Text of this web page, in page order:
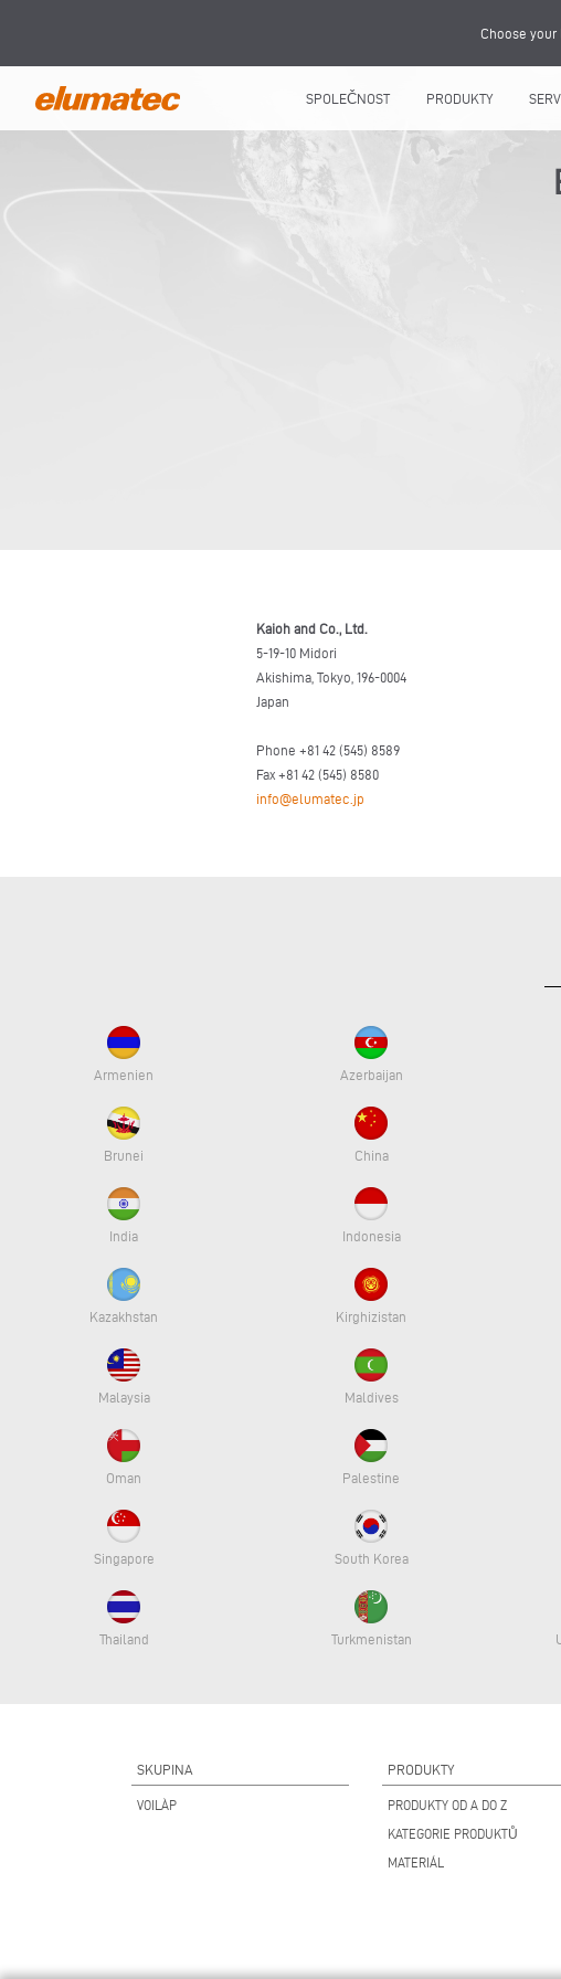
Choose
SPOLEČNOST PRODUKTY
Kaioh and Co., Ltd.
5-19-10 Midori
Akishima, Tokyo, 196-0004
Japan
Phone +81 42 (545) 8589
Fax +81 42 (545) 8580
info@elumatec.jp
Armenien Azerbaijan
Brunei China
India Indonesia
Kazakhstan Kirghizistan
Malaysia Maldives
Oman Palestine
Singapore South Korea
Thailand Turkmenistan
SKUPINA
VOILÀP
PRODUKTY
PRODUKTY OD A DO Z
KATEGORIE PRODUKTŮ
MATERIÁL